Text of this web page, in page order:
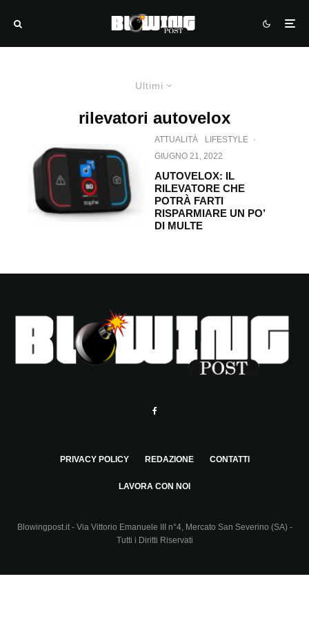
Ultimi
rilevatori autovelox
ATTUALITÀ LIFESTYLE ·
GIUGNO 21, 2022
AUTOVELOX: IL
RILEVATORE CHE
POTRÀ FARTI
RISPARMIARE UN PO’
DI MULTE
PRIVACY POLICY REDAZIONE CONTATTI
LAVORA CON NOI
Blowingpost.it - Via Vittorio Emanuele III n°4, Mercato San Severino (SA) -
Tutti i Diritti Riservati